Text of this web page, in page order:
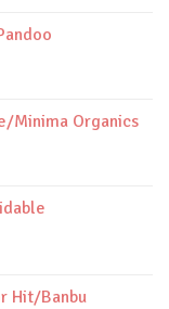
Minima Organics
Hit/Banbu